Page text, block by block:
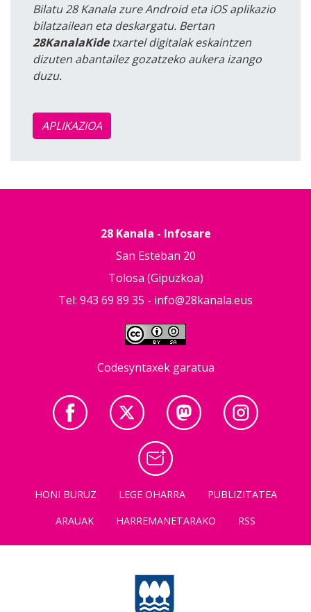
Bilatu 28 Kanala zure Android eta iOS aplikazio
bilatzailean eta deskargatu. Bertan
28KanalaKidetxartel digitalak eskaintzen
dizuten abantailez gozatzeko aukera izango
duzu.
APLIKAZIOA
28 Kanala - Infosare
San Esteban 20
Tolosa (Gipuzkoa)
Tel: 943 69 89 35 - info@28kanala.eus
Codesyntaxek garatua
HONI BURUZ LEGE OHARRA
PUBLIZITATEA
ARAUAK
HARREMANETARAKO RSS